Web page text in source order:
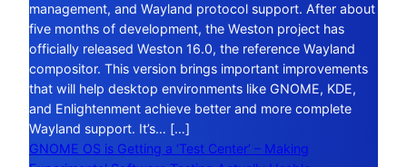
management, and Wayland protocol support. After about
five months of development, the Weston project has
officially released Weston 16.0, the reference Wayland
compositor. This version brings important improvements
that will help desktop environments like GNOME, KDE,
and Enlightenment achieve better and more complete
Wayland support. It’s… […]
GNOME OS is Getting a ‘Test Center’ – Making